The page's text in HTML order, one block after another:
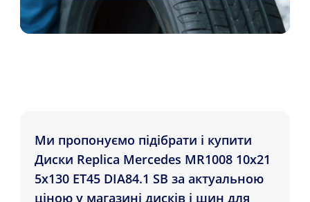
Ми пропонуємо підібрати і купити
Диски Replica Mercedes MR1008 10x21
5x130 ET45 DIA84.1 SB за актуальною
ціною у магазині дисків і шин для